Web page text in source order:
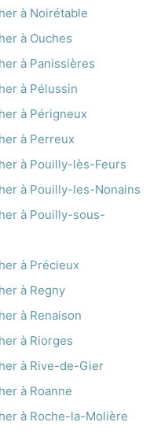
à Noirétable
à Ouches
à Panissières
à Pélussin
à Périgneux
à Perreux
à Pouilly-lès-Feurs
à Pouilly-les-Nonains
à Pouilly-sous-
à Précieux
à Regny
à Renaison
à Riorges
à Rive-de-Gier
à Roanne
à Roche-la-Molière